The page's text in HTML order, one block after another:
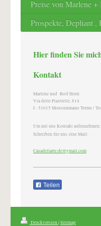
Preise von Marlene +
Prospekte, Depliant ,
Hier finden Sie
Kontakt
Marlene und Rolf Horn
Via delle Piastrelle, 814
I - 51015 Monsummano Terme /
Um mit uns Kontakt aufzunehmen:
Schreiben Sie uns eine Mail:
Casadellarte.de@gmail.com
Teilen
Druckversion |Sitemap